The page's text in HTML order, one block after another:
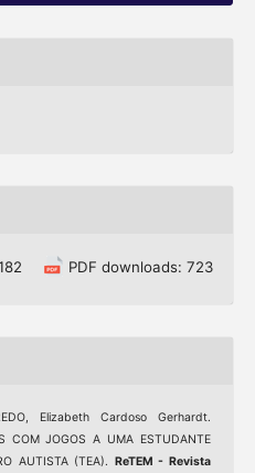
PDF downloads: 723
Elizabeth Cardoso Gerhardt.
COM JOGOS A UMA ESTUDANTE
AUTISTA (TEA). ReTEM - Revista